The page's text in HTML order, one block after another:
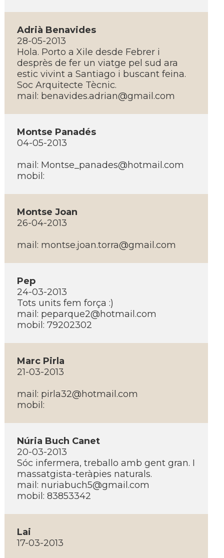
Adrià Benavides
28-05-2013
Hola. Porto a Xile desde Febrer i
desprès de fer un viatge pel sud ara
estic vivint a Santiago i buscant feina.
Soc Arquitecte Tècnic.
mail: benavides.adrian@gmail.com
Montse Panadés
04-05-2013
mail: Montse_panades@hotmail.com
mobil:
Montse Joan
26-04-2013
mail: montse.joan.torra@gmail.com
Pep
24-03-2013
Tots units fem força :)
mail: peparque2@hotmail.com
mobil: 79202302
Marc Pirla
21-03-2013
mail: pirla32@hotmail.com
mobil:
Núria Buch Canet
20-03-2013
Sóc infermera, treballo amb gent gran. I
massatgista-teràpies naturals.
mail: nuriabuch5@gmail.com
mobil: 83853342
Lai
17-03-2013